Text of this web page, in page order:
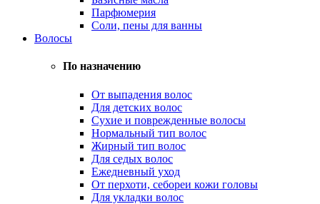
Парфюмерия
Соли, пены для ванны
Волосы
По назначению
От выпадения волос
Для детских волос
Сухие и поврежденные волосы
Нормальный тип волос
Жирный тип волос
Для седых волос
Ежедневный уход
От перхоти, себореи кожи головы
Для укладки волос